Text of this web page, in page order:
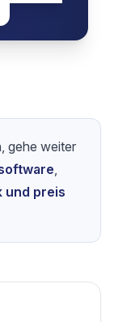
Tools,
mit 7-